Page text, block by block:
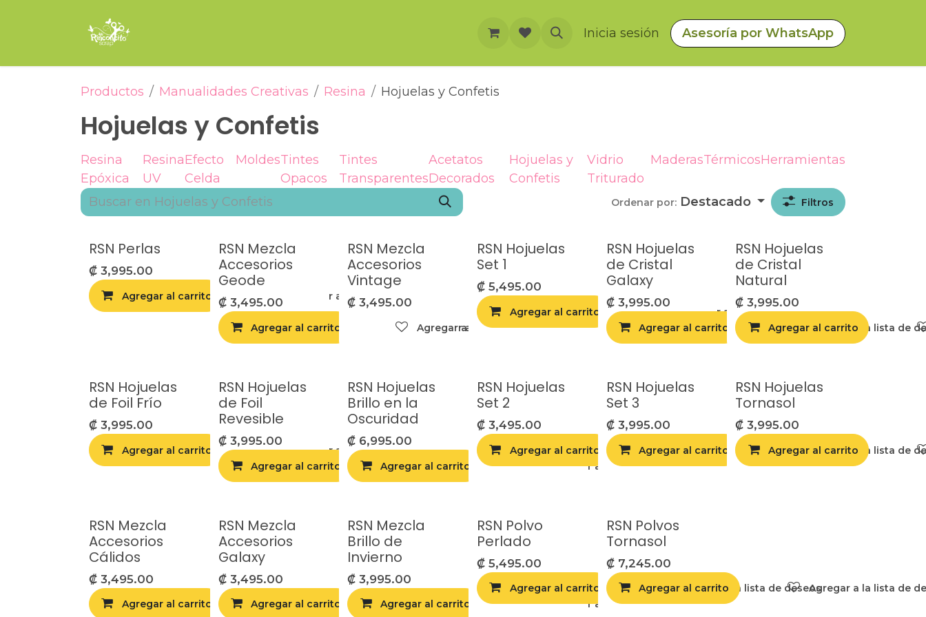
Eventos Inicia sesión Asesoría por WhatsApp
Productos Manualidades Creativas Resina Hojuelas y Confetis
Hojuelas y Confetis
Resina
Epóxica
Resina
UV
Efecto
Celda
MoldesTintes
Opacos
Tintes
Transparentes
Acetatos
Decorados
Hojuelas y
Confetis
Vidrio
Triturado
MaderasTérmicosHerramientas
Ordenar por: Destacado Filtros
RSN Perlas
₡ 3,995.00
Agregar al carrito Agregar a la lista de deseos
RSN Mezcla
Accesorios
Geode
₡ 3,495.00
Agregar al carrito Agregar a la lista de deseos
RSN Mezcla
Accesorios
Vintage
₡3,495.00
Agregar a la lista de deseos
RSN Hojuelas
Set 1
₡ 5,495.00
Agregar al carrito Agregar a la lista de deseos
RSN Hojuelas
de Cristal
Galaxy
₡ 3,995.00
Agregar al carrito Agregar a la lista de
RSN Hojuelas
de Cristal
Natural
₡3,995.00
Agregar al carrito
RSN Hojuelas
de Foil Frío
₡ 3,995.00
Agregar al carrito Agregar a la lista de deseos
RSN Hojuelas
de Foil
Revesible
₡ 3,995.00
Agregar al carrito Agregar a la lista de deseos
RSN Hojuelas
Brillo en la
Oscuridad
₡ 6,995.00
Agregar al carrito Agregar a la lista de deseos
RSN Hojuelas
Set 2
₡ 3,495.00
Agregar al carrito Agregar a la lista de deseos
RSN Hojuelas
Set 3
₡ 3,995.00
Agregar al carrito Agregar a la lista de
RSN Hojuelas
Tornasol
₡3,995.00
Agregar al carrito
RSN Mezcla
Accesorios
Cálidos
₡ 3,495.00
Agregar al carrito Agregar a la lista de deseos
RSN Mezcla
Accesorios
Galaxy
₡ 3,495.00
Agregar al carrito Agregar a la lista de deseos
RSN Mezcla
Brillo de
Invierno
₡3,995.00
Agregar al carrito Agregar a la lista de deseos
RSN Polvo
Perlado
₡ 5,495.00
Agregar al carrito Agregar a la lista de deseos
RSN Polvos
Tornasol
₡ 7,245.00
Agregar al carrito Agregar a la lista de